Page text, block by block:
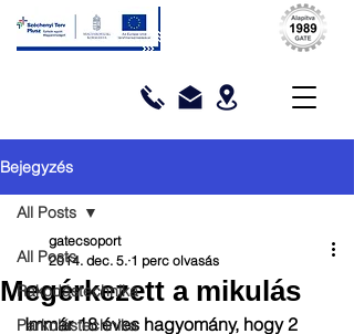
Bejegyzés
All Posts
Rakodástechnika
Parkolástechnika
All Posts
Megérkezett a mikulás
gatecsoport
2014. dec. 5. 1 perc olvasás
Immár 18 éves hagyomány, hogy 2